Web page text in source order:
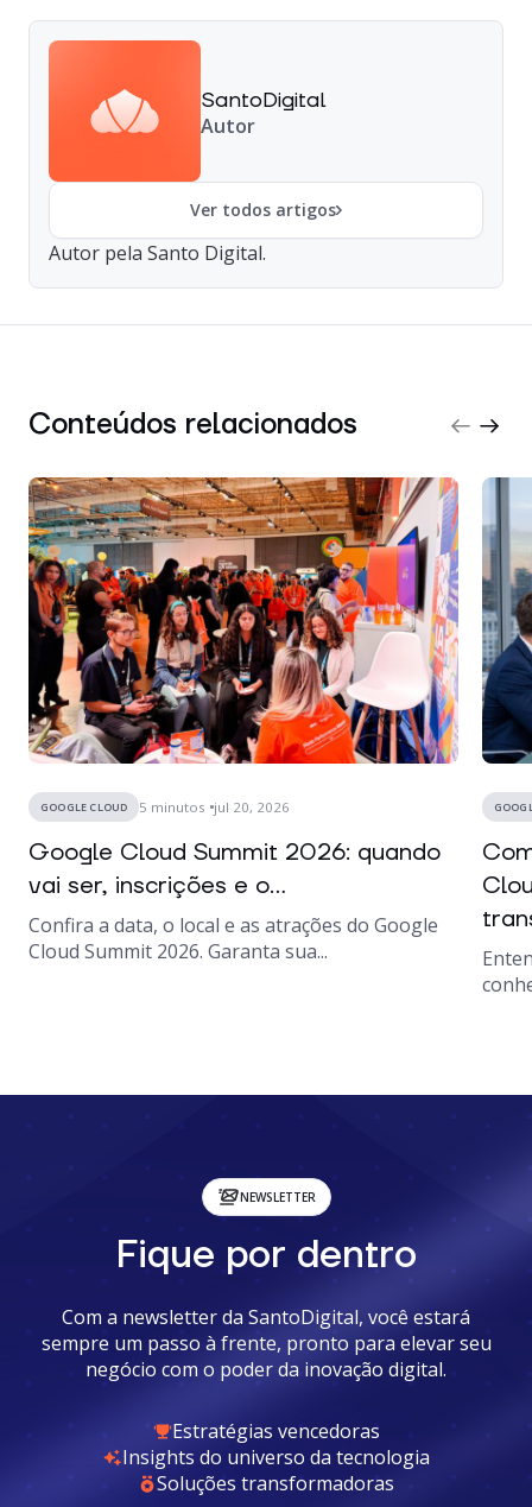
SantoDigital
Autor
Ver todos artigos
Autor pela Santo Digital.
Conteúdos relacionados
GOOGLE CLOUD 5 minutos jul 20, 2026
Google Cloud Summit 2026: quando
vai ser, inscrições e o...
Confira a data, o local e as atrações do Google
Cloud Summit 2026. Garanta sua...
NEWSLETTER
Fique por dentro
Com a newsletter da SantoDigital, você estará
sempre um passo à frente, pronto para elevar seu
negócio com o poder da inovação digital.
Estratégias vencedoras
Insights do universo da tecnologia
Soluções transformadoras